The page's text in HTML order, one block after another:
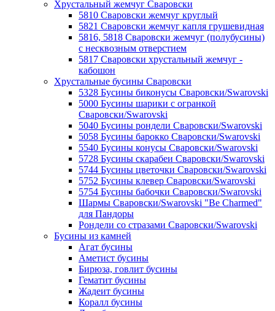
Хрустальный жемчуг Сваровски
5810 Сваровски жемчуг круглый
5821 Сваровски жемчуг капля грушевидная
5816, 5818 Сваровски жемчуг (полубусины)
с несквозным отверстием
5817 Сваровски хрустальный жемчуг -
кабошон
Хрустальные бусины Сваровски
5328 Бусины биконусы Сваровски/Swarovski
5000 Бусины шарики с огранкой
Сваровски/Swarovski
5040 Бусины рондели Сваровски/Swarovski
5058 Бусины барокко Сваровски/Swarovski
5540 Бусины конусы Сваровски/Swarovski
5728 Бусины скарабеи Сваровски/Swarovski
5744 Бусины цветочки Сваровски/Swarovski
5752 Бусины клевер Сваровски/Swarovski
5754 Бусины бабочки Сваровски/Swarovski
Шармы Сваровски/Swarovski "Be Charmed"
для Пандоры
Рондели со стразами Сваровски/Swarovski
Бусины из камней
Агат бусины
Аметист бусины
Бирюза, говлит бусины
Гематит бусины
Жадеит бусины
Коралл бусины